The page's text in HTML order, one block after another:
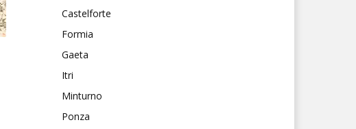
Castelforte
Formia
Gaeta
Itri
Minturno
Ponza